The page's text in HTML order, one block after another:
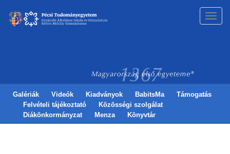
Galériák Videók Kiadványok BabitsMa
Támogatás
Felvételi tájékoztató
Közösségi szolgálat
Diákönkormányzat
Menza Könyvtár